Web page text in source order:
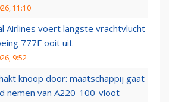
11:10
Airlines voert langste vrachtvlucht
777F ooit uit
9:52
knoop door: maatschappij gaat
nemen van A220-100-vloot